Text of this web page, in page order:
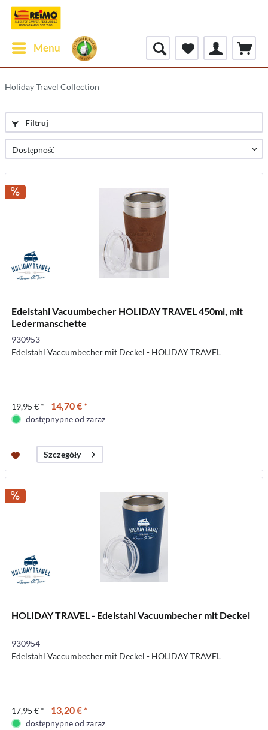
Menu
Holiday Travel Collection
Filtruj
Edelstahl Vacuumbecher HOLIDAY TRAVEL 450ml, mit
Ledermanschette
930953
Edelstahl Vaccumbecher mit Deckel - HOLIDAY TRAVEL
19,95 € * 14,70 € *
dostępnypne od zaraz
Szczegóły
HOLIDAY TRAVEL - Edelstahl Vacuumbecher mit Deckel
930954
Edelstahl Vaccumbecher mit Deckel - HOLIDAY TRAVEL
17,95 € * 13,20 € *
dostępnypne od zaraz